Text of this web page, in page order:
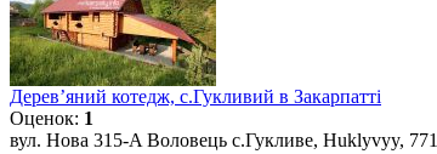
Дерев’яний котедж, с.Гукливий в Закарпатті
Оценок: 1
вул. Нова 315-A Воловець с.Гукливе, Huklyvyy,